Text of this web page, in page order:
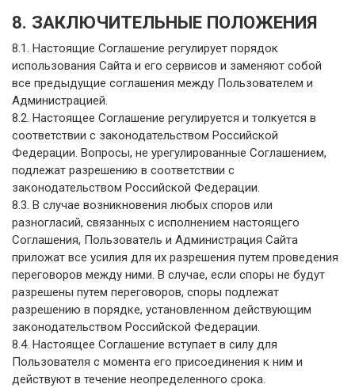
8. ЗАКЛЮЧИТЕЛЬНЫЕ ПОЛОЖЕНИЯ
8.1. Настоящие Соглашение регулирует порядок
использования Сайта и его сервисов и заменяют собой
все предыдущие соглашения между Пользователем и
Администрацией.
8.2. Настоящее Соглашение регулируется и толкуется в
соответствии с законодательством Российской
Федерации. Вопросы, не урегулированные Соглашением,
подлежат разрешению в соответствии с
законодательством Российской Федерации.
8.3. В случае возникновения любых споров или
разногласий, связанных с исполнением настоящего
Соглашения, Пользователь и Администрация Сайта
приложат все усилия для их разрешения путем проведения
переговоров между ними. В случае, если споры не будут
разрешены путем переговоров, споры подлежат
разрешению в порядке, установленном действующим
законодательством Российской Федерации.
8.4. Настоящее Соглашение вступает в силу для
Пользователя с момента его присоединения к ним и
действуют в течение неопределенного срока.